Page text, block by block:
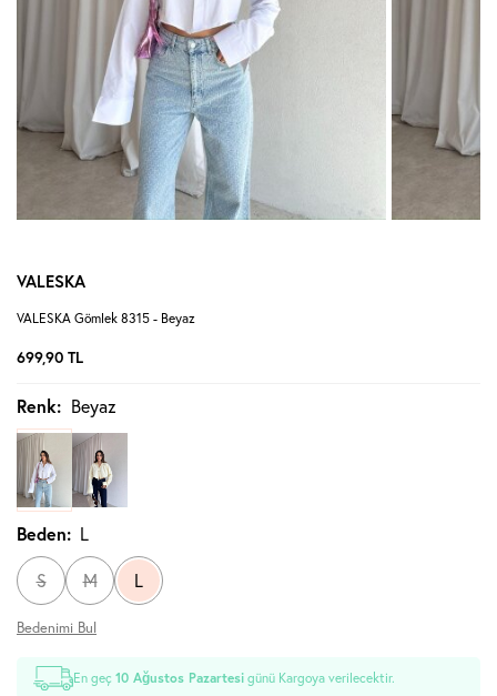
VALESKA
VALESKA Gömlek 8315 - Beyaz
699,90 TL
Renk: Beyaz
Beden: L
S M L
Bedenimi Bul
En geç10 Ağustos Pazartesi günü Kargoya verilecektir.